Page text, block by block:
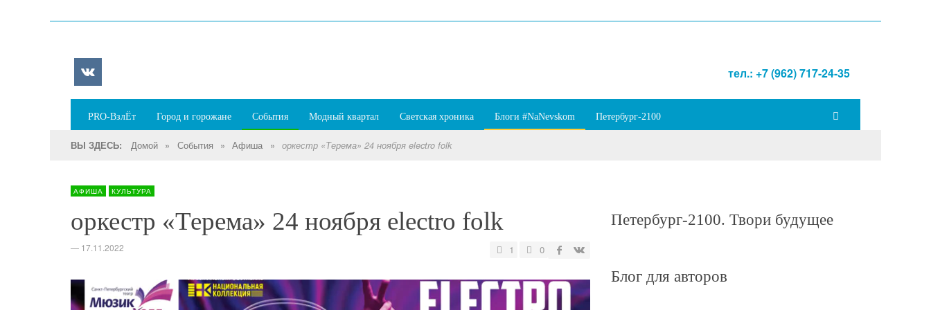
тел.: +7 (962) 717-24-35
PRO-ВзлЁт Город и горожане События Модный квартал Светская хроника Блоги #NaNevskom Петербург-2100
ВЫ ЗДЕСЬ: Домой » События » Афиша » оркестр «Терема» 24 ноября electro folk
АФИША КУЛЬТУРА
оркестр «Терема» 24 ноября electro folk
— 17.11.2022 1 0
Петербург-2100. Твори будущее
Блог для авторов